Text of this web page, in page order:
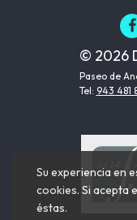
© 2026
Paseo de
Tel: 943 481
Su experiencia en
cookies. Si acepta
éstas.